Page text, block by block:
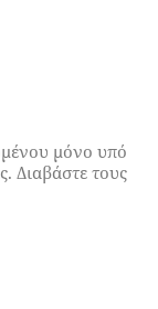
μόνο υπό
Διαβάστε τους